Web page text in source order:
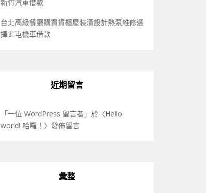
新竹汽車借款
台北高級餐廳購買貨櫃屋裝潢設計熱泵維修選
擇北屯機車借款
近期留言
「一位 WordPress 留言者 」於〈Hello
world! 哈囉！ 〉發佈留言
彙整